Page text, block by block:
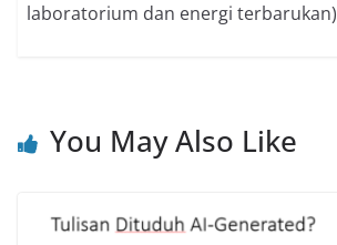
laboratorium dan energi terbarukan)
You May Also Like